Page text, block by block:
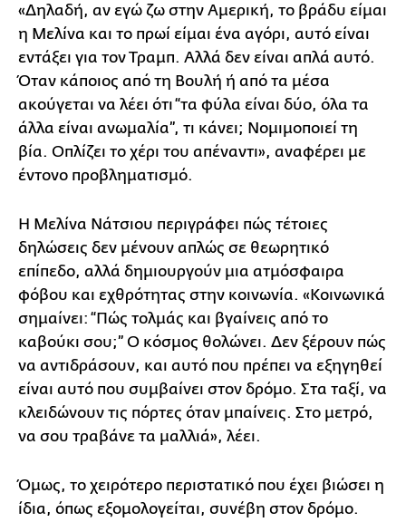
«Δηλαδή, αν εγώ ζω στην Αμερική, το βράδυ είμαι
η Μελίνα και το πρωί είμαι ένα αγόρι, αυτό είναι
εντάξει για τον Τραμπ. Αλλά δεν είναι απλά αυτό.
Όταν κάποιος από τη Βουλή ή από τα μέσα
ακούγεται να λέει ότι “τα φύλα είναι δύο, όλα τα
άλλα είναι ανωμαλία”, τι κάνει; Νομιμοποιεί τη
βία. Οπλίζει το χέρι του απέναντι», αναφέρει με
έντονο προβληματισμό.
Η Μελίνα Νάτσιου περιγράφει πώς τέτοιες
δηλώσεις δεν μένουν απλώς σε θεωρητικό
επίπεδο, αλλά δημιουργούν μια ατμόσφαιρα
φόβου και εχθρότητας στην κοινωνία. «Κοινωνικά
σημαίνει: “Πώς τολμάς και βγαίνεις από το
καβούκι σου;” Ο κόσμος θολώνει. Δεν ξέρουν πώς
να αντιδράσουν, και αυτό που πρέπει να εξηγηθεί
είναι αυτό που συμβαίνει στον δρόμο. Στα ταξί, να
κλειδώνουν τις πόρτες όταν μπαίνεις. Στο μετρό,
να σου τραβάνε τα μαλλιά», λέει.
Όμως, το χειρότερο περιστατικό που έχει βιώσει η
ίδια, όπως εξομολογείται, συνέβη στον δρόμο.